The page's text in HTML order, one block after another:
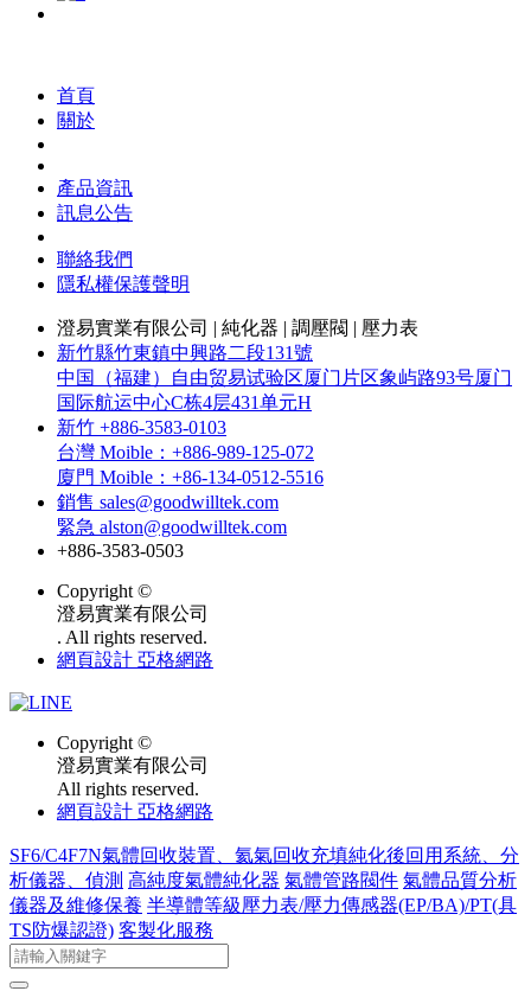
首頁
關於
產品資訊
訊息公告
聯絡我們
隱私權保護聲明
澄易實業有限公司 | 純化器 | 調壓閥 | 壓力表
新竹縣竹東鎮中興路二段131號
中国（福建）自由贸易试验区厦门片区象屿路93号厦门
国际航运中心C栋4层431单元H
新竹 +886-3583-0103
台灣 Moible：+886-989-125-072
廈門 Moible：+86-134-0512-5516
銷售 sales@goodwilltek.com
緊急 alston@goodwilltek.com
+886-3583-0503
Copyright ©
澄易實業有限公司
. All rights reserved.
網頁設計 亞格網路
Copyright ©
澄易實業有限公司
All rights reserved.
網頁設計 亞格網路
SF6/C4F7N氣體回收裝置、氦氣回收充填純化後回用系統、分
析儀器、偵測 高純度氣體純化器 氣體管路閥件 氣體品質分析
儀器及維修保養 半導體等級壓力表/壓力傳感器(EP/BA)/PT(具
TS防爆認證) 客製化服務